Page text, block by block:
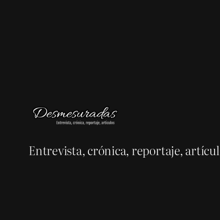
Entrevista, crónica, reportaje,